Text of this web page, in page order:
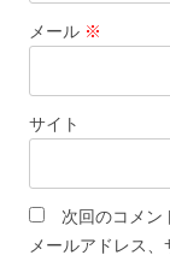
メール ※
サイト
次回のコメン
メールアドレス、